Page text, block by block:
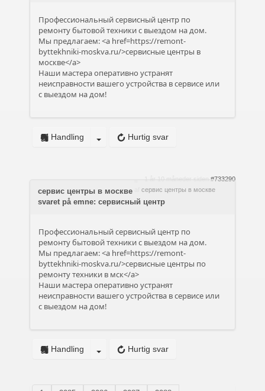
Профессиональный сервисный центр по
ремонту бытовой техники с выездом на дом.
Мы предлагаем: <a href=https://remont-
byttekhniki-moskva.ru/>сервисные центры в
москве</a>
Наши мастера оперативно устранят
неисправности вашего устройства в сервисе или
с выездом на дом!
Hurtig svar
Handling
#733290
сервис центры в москве
сервис центры в москве
svaret på emne: сервисный центр
Профессиональный сервисный центр по
ремонту бытовой техники с выездом на дом.
Мы предлагаем: <a href=https://remont-
byttekhniki-moskva.ru/>сервисные центры по
ремонту техники в мск</a>
Наши мастера оперативно устранят
неисправности вашего устройства в сервисе или
с выездом на дом!
Hurtig svar
Handling